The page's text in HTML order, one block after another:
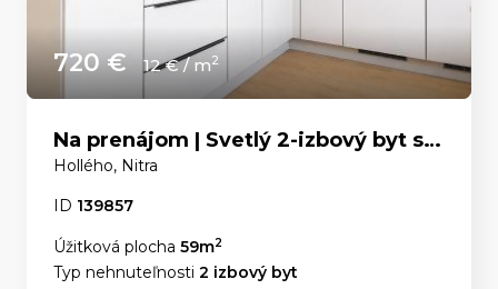
720 € 12 € / m2
Na prenájom | Svetlý 2-izbový byt s panoramatickým výhľadom v centre Nitry
Hollého, Nitra
ID 139857
Úžitková plocha 59m2
Typ nehnuteľnosti 2 izbový byt